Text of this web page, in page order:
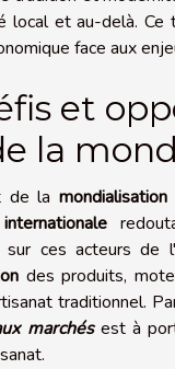
local et au-delà.
face aux
et
la
de lamondialisation
sur ces acteurs
des produits,
traditionnel.
marchésest à